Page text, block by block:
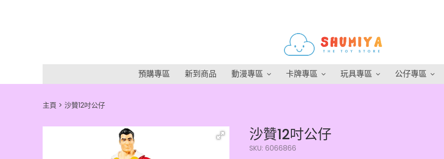
預購專區 新到商品 動漫專區 卡牌專區 玩具專區 公仔專區
主頁 沙贊12吋公仔
沙贊12吋公仔
SKU: 6066866